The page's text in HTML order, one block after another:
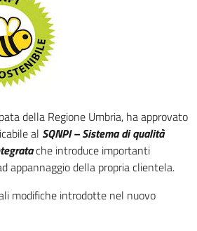
della Regione Umbria, ha approvato
al SQNPI – Sistema di qualità
che introduce importanti
appannaggio della propria clientela.
modifiche introdotte nel nuovo